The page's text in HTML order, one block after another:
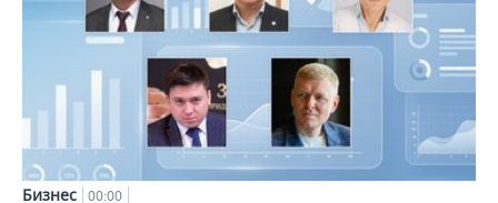
Бизнес 00:00